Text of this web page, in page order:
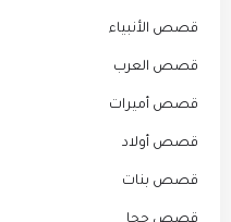
قصص الأنبياء
قصص العرب
قصص أميرات
قصص أولاد
قصص بنات